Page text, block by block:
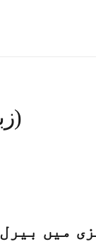
Beryl (زبرجد)
میں بیرل